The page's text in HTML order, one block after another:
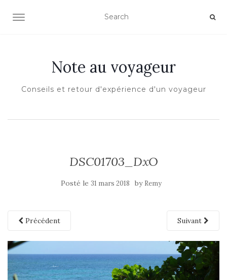
OUVRIR/FERMER LA NAVIGATION
Note au voyageur
Conseils et retour d'expérience d'un voyageur
DSC01703_DxO
Posté le 31 mars 2018 by Remy
Précédent Suivant